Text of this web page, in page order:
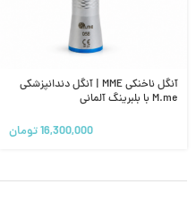
آنگل ناخنکی MME | آنگل دندانپزشکی
M.me با بلبرینگ آلمانی
16,300,000تومان